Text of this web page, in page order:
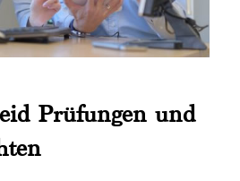
Prüfungen und